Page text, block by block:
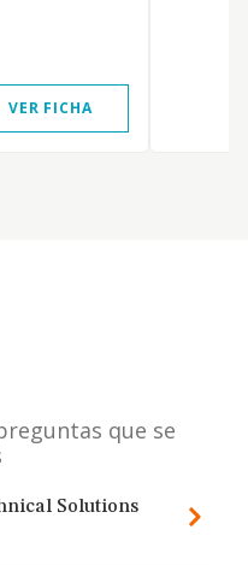
VER FICHA
que se
Solutions